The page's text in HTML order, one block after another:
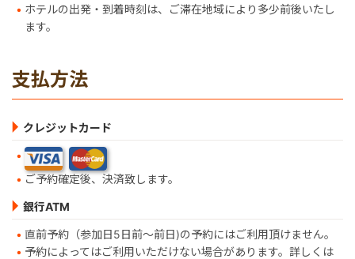
ホテルの出発・到着時刻は、ご滞在地域により多少前後いたし
ます。
支払方法
クレジットカード
ご予約確定後、決済致します。
銀行ATM
直前予約（参加日5日前～前日)の予約にはご利用頂けません。
予約によってはご利用いただけない場合があります。詳しくは